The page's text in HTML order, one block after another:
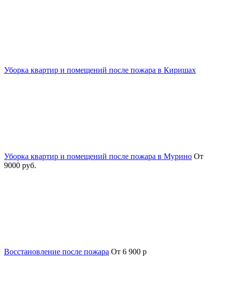
Уборка квартир и помещений после пожара в Киришах
Уборка квартир и помещений после пожара в Мурино От
9000 руб.
Восстановление после пожара От 6 900 р